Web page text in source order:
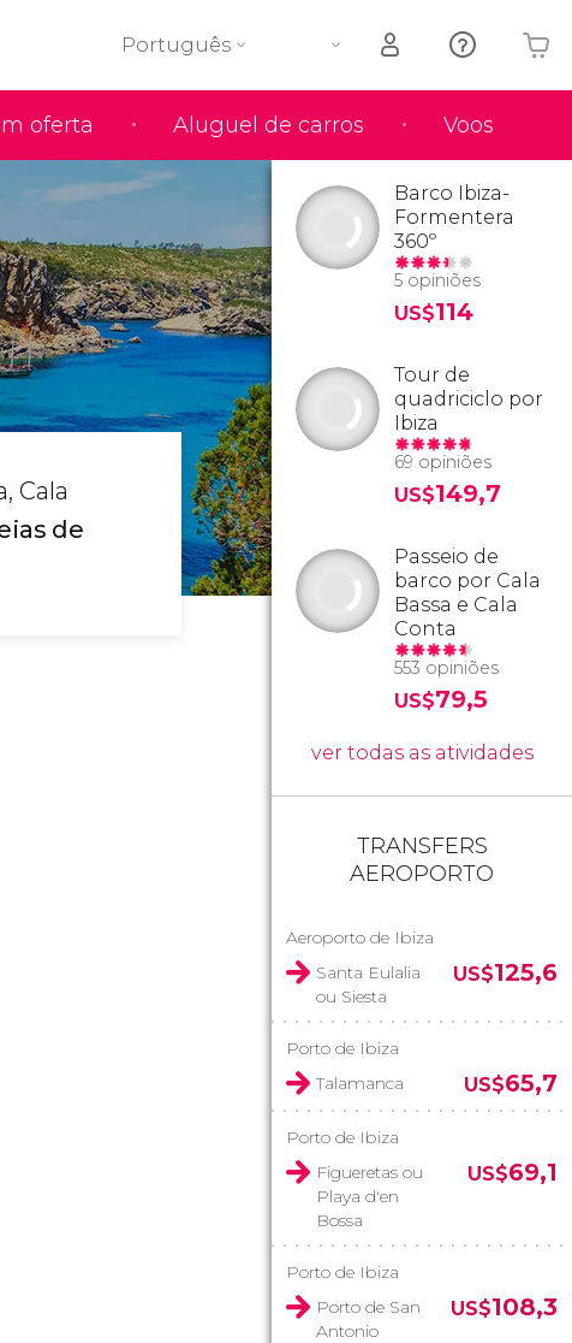
oferta Aluguel de carros Voos
Português
O seu carrinho está vazio
Cala
de
Barco Ibiza-
Formentera
360º
5 opiniões
US$114
Tour de
quadriciclo por
Ibiza
69 opiniões
US$149,7
Passeio de
barco por Cala
Bassa e Cala
Conta
553 opiniões
US$79,5
ver todas as atividades
TRANSFERS
AEROPORTO
Aeroporto de Ibiza
Santa Eulalia
ou Siesta
US$125,6
Porto de Ibiza
Talamanca
US$65,7
Porto de Ibiza
Figueretas ou
Playa d'en
Bossa
US$69,1
Porto de Ibiza
Porto de San
Antonio
US$108,3